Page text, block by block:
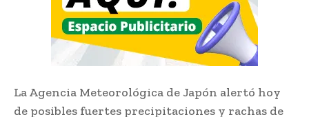
La Agencia Meteorológica de Japón alertó hoy
de posibles fuertes precipitaciones y rachas de